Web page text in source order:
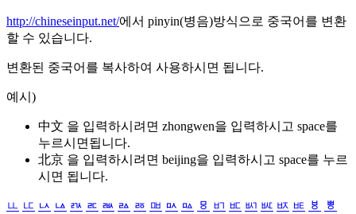
http://chineseinput.net/에서 pinyin(병음)방식으로 중국어를 변환
할 수 있습니다.
변환된 중국어를 복사하여 사용하시면 됩니다.
예시)
中文 을 입력하시려면 zhongwen을 입력하시고 space를
누르시면됩니다.
北京 을 입력하시려면 beijing을 입력하시고 space를 누르
시면 됩니다.
ㅥ ㅦ ㅧ ㅨ ㅩ ㅪ ㅫ ㅬ ㅭ ㅮ ㅯ ㅰ ㅱ ㅲ ㅳ ㅴ ㅵ ㅶ ㅷ ㅸ
ㅹ